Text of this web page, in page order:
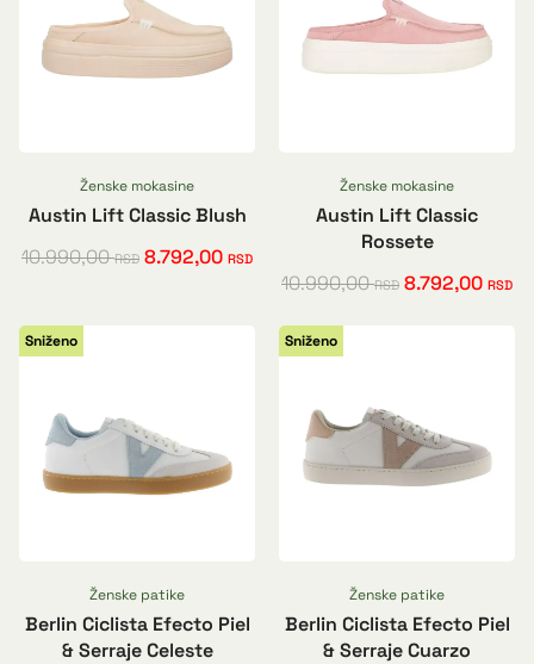
Ženske mokasine
Austin Lift Classic Blush
10.990,00RSD 8.792,00 RSD
Ženske mokasine
Austin Lift Classic
Rossete
10.990,00RSD 8.792,00 RSD
Sniženo
Ženske patike
Berlin Ciclista Efecto Piel
& Serraje Celeste
Sniženo
Ženske patike
Berlin Ciclista Efecto Piel
& Serraje Cuarzo